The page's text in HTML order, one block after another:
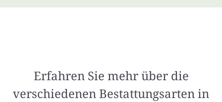
Erfahren Sie mehr über die
verschiedenen Bestattungsarten in